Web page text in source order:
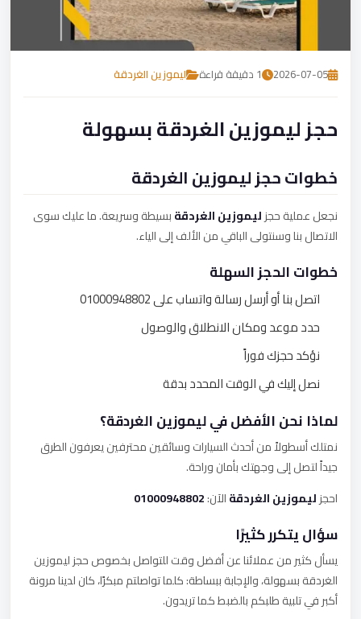
2026-07-05 1 دقيقة قراءة ليموزين الغردقة
حجز ليموزين الغردقة بسهولة
خطوات حجز ليموزين الغردقة
نجعل عملية حجزليموزين الغردقةبسيطة وسريعة. ما عليك سوى
الاتصال بنا وسنتولى الباقي من الألف إلى الياء.
خطوات الحجز السهلة
اتصل بنا أو أرسل رسالة واتساب على 01000948802
حدد موعد ومكان الانطلاق والوصول
نؤكد حجزك فوراً
نصل إليك في الوقت المحدد بدقة
لماذا نحن الأفضل في ليموزين الغردقة؟
نمتلك أسطولاً من أحدث السيارات وسائقين محترفين يعرفون الطرق
جيداً لتصل إلى وجهتك بأمان وراحة.
احجزليموزين الغردقةالآن:01000948802
سؤال يتكرر كثيرًا
يسأل كثير من عملائنا عن أفضل وقت للتواصل بخصوص حجز ليموزين
الغردقة بسهولة، والإجابة ببساطة: كلما تواصلتم مبكرًا، كان لدينا مرونة
أكبر في تلبية طلبكم بالضبط كما تريدون.